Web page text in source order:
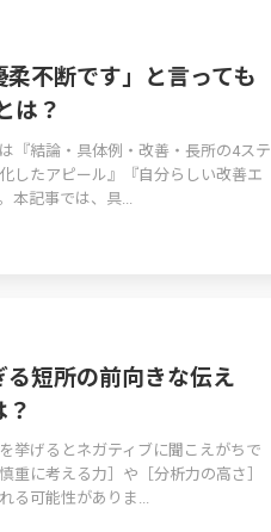
不断です」と言っても
は？
『結論・具体例・改善・長所の4ステ
したアピール』『自分らしい改善エ
本記事では、具...
る短所の前向きな伝え
挙げるとネガティブに聞こえがちで
重に考える力］や［分析力の高さ］
る可能性がありま...